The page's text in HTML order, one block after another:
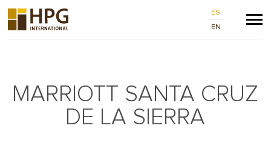
ES
EN
MARRIOTT SANTA CRUZ
DE LA SIERRA